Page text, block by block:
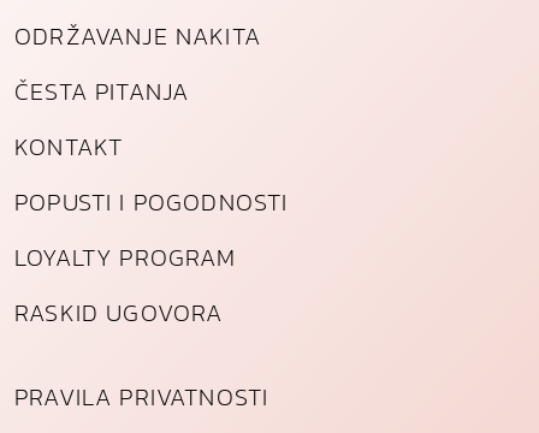
ODRŽAVANJE NAKITA
ČESTA PITANJA
KONTAKT
POPUSTI I POGODNOSTI
LOYALTY PROGRAM
RASKID UGOVORA
PRAVILA PRIVATNOSTI